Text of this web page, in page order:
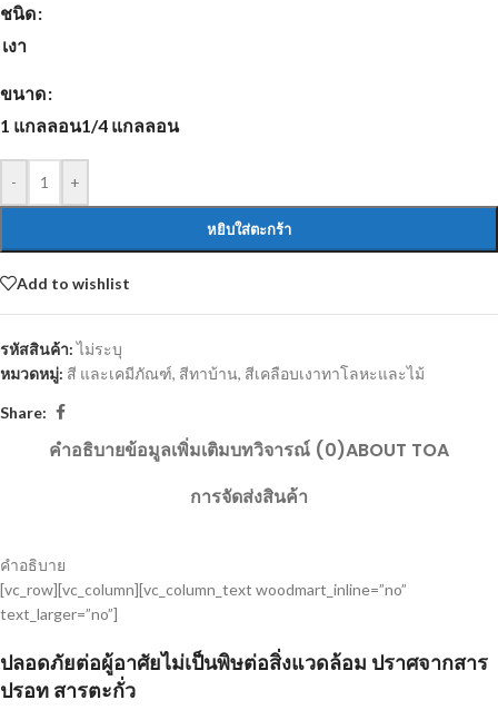
ชนิด
เงา
ขนาด
1 แกลลอน1/4 แกลลอน
- +
หยิบใส่ตะกร้า
Add to wishlist
รหัสสินค้า:ไม่ระบุ
หมวดหมู่: สี และเคมีภัณฑ์, สีทาบ้าน, สีเคลือบเงาทาโลหะและไม้
Share:
คำอธิบายข้อมูลเพิ่มเติมบทวิจารณ์ (0)ABOUT TOA
การจัดส่งสินค้า
คำอธิบาย
[vc_row][vc_column][vc_column_text woodmart_inline=”no”
text_larger=”no”]
ปลอดภัยต่อผู้อาศัยไม่เป็นพิษต่อสิ่งแวดล้อม ปราศจากสาร
ปรอท สารตะกั่ว